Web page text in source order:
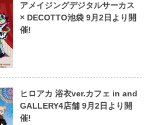
アメイジングデジタルサーカス
× DECOTTO池袋 9月2日より開
催!
ヒロアカ 浴衣ver.カフェ in and
GALLERY4店舗 9月2日より開
催!